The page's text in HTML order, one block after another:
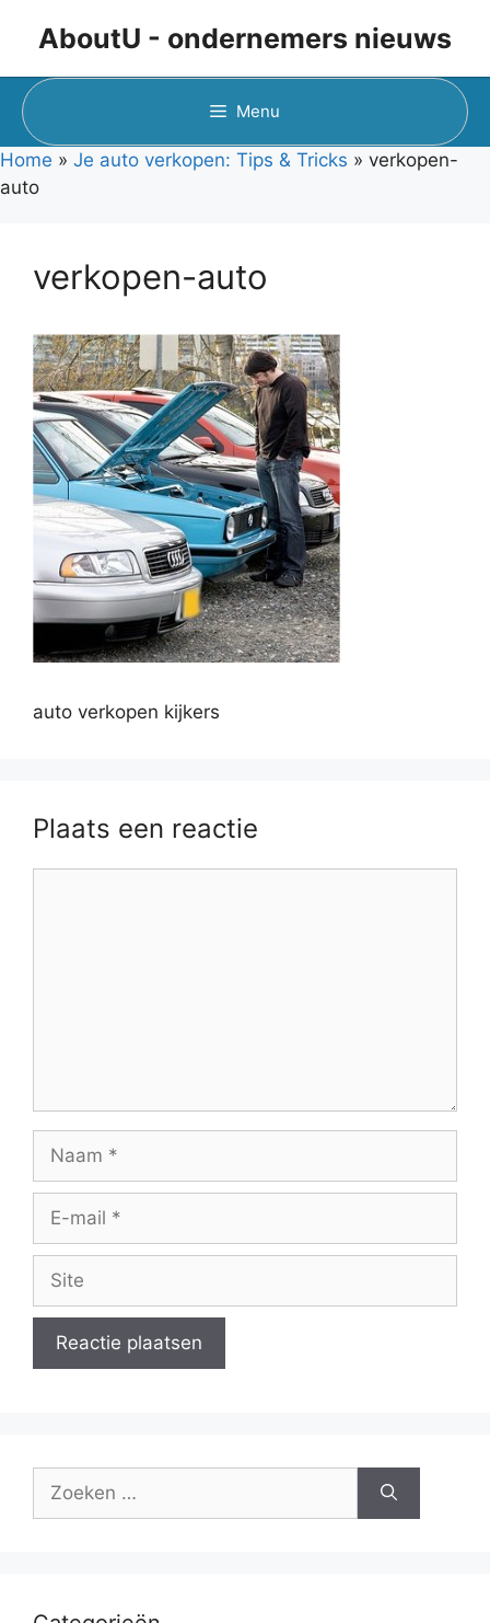
inhoud
AboutU - ondernemers nieuws
Menu
Home » Je auto verkopen: Tips & Tricks » verkopen-
auto
verkopen-auto
auto verkopen kijkers
Plaats een reactie
mail
naar: